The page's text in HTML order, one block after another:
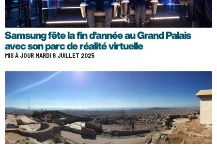
Samsung fête la fin d’année au Grand Palais
avec son parc de réalité virtuelle
MIS À JOUR MARDI 8 JUILLET 2025